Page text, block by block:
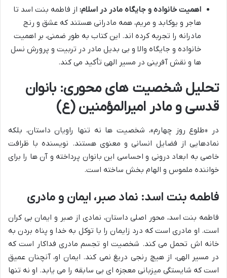
اهمیت خانواده و جایگاه مادر در اسلام: از فاطمه بنت اسد تا
هاجر و یوکابد و مریم، همه مادرانی هستند که عشق و رنج
مادرانه را تجربه کرده اند. این کتاب به طور ضمنی، بر اهمیت
خانواده و جایگاه والا و بی بدیل مادر در تربیت و پرورش نسل
ها و نقش آفرینی در مسیر الهی تأکید می کند.
تحلیل شخصیت های محوری: بانوان
قدسی و مادر امیرالمؤمنین (ع)
در «طلوع روز چهارم»، شخصیت ها نه تنها راویان داستان، بلکه
نمادهایی از فضایل انسانی و معنوی هستند. نویسنده با ظرافت
خاصی به ابعاد درونی و احساسی این بانوان پرداخته و آن ها را برای
خواننده ملموس و الهام بخش ساخته است.
فاطمه بنت اسد: نماد صبر، ایمان و مادری
فاطمه بنت اسد، محور اصلی داستان، نمادی از صبر و ایمان بی کران
است. او مادری است که درد زایمان را با توکل به خدا و پناه بردن به
خانه اش تحمل می کند. شخصیت او تجسم مادری فداکار است که
در مسیر الهی، از هیچ رنجی دریغ نمی کند. ایمان او، آنچنان عمیق
است که شایستگی میزبانی معجزه ای بی سابقه را می یابد. او نه تنها